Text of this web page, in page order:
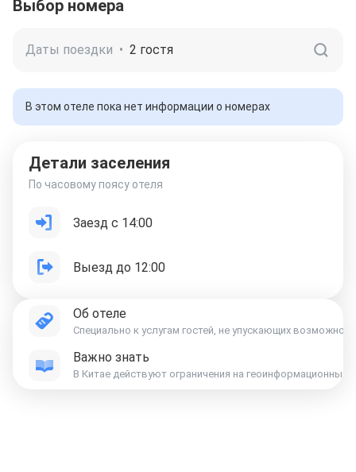
Выбор номера
Даты поездки • 2 гостя
В этом отеле пока нет информации о номерах
Детали заселения
По часовому поясу отеля
Заезд с 14:00
Выезд до 12:00
Об отеле
Специально к услугам гостей, не упускающих
Важно знать